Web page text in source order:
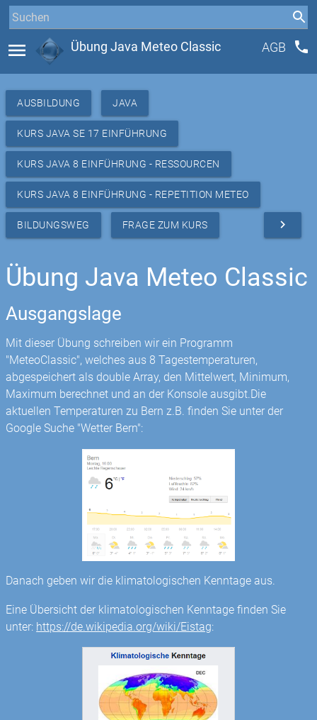
menu Übung Java Meteo Classic AGB phone
AUSBILDUNG JAVA
KURS JAVA SE 17 EINFÜHRUNG
KURS JAVA 8 EINFÜHRUNG - RESSOURCEN
KURS JAVA 8 EINFÜHRUNG - REPETITION METEO
BILDUNGSWEG FRAGE ZUM KURS navigate_next
Übung Java Meteo Classic
Ausgangslage
Mit dieser Übung schreiben wir ein Programm
"MeteoClassic", welches aus 8 Tagestemperaturen,
abgespeichert als double Array, den Mittelwert, Minimum,
Maximum berechnet und an der Konsole ausgibt.Die
aktuellen Temperaturen zu Bern z.B. finden Sie unter der
Google Suche "Wetter Bern":
Danach geben wir die klimatologischen Kenntage aus.
Eine Übersicht der klimatologischen Kenntage finden Sie
unter: https://de.wikipedia.org/wiki/Eistag: